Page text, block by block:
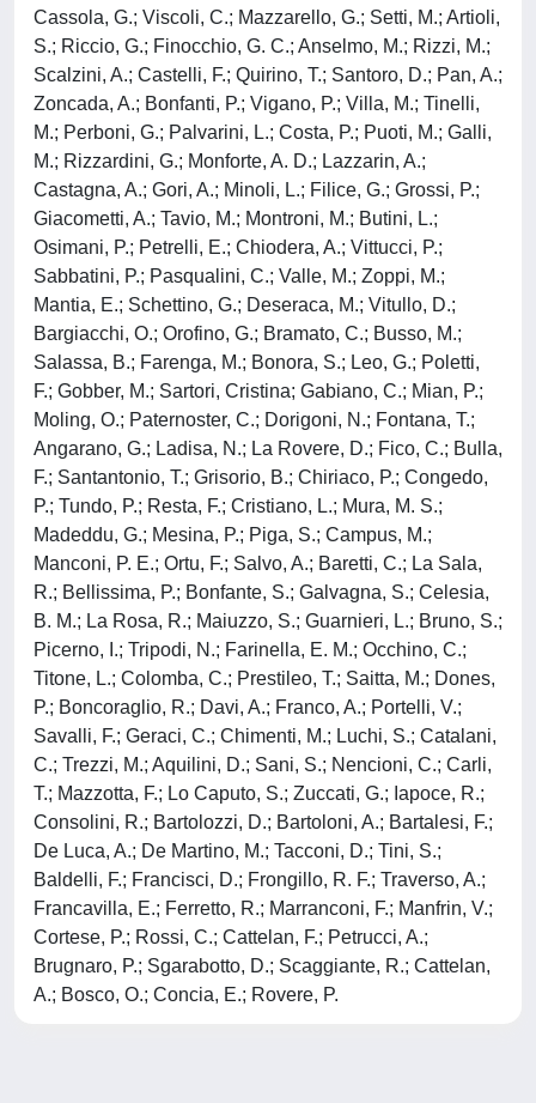
Cassola, G.; Viscoli, C.; Mazzarello, G.; Setti, M.; Artioli,
S.; Riccio, G.; Finocchio, G. C.; Anselmo, M.; Rizzi, M.;
Scalzini, A.; Castelli, F.; Quirino, T.; Santoro, D.; Pan, A.;
Zoncada, A.; Bonfanti, P.; Vigano, P.; Villa, M.; Tinelli,
M.; Perboni, G.; Palvarini, L.; Costa, P.; Puoti, M.; Galli,
M.; Rizzardini, G.; Monforte, A. D.; Lazzarin, A.;
Castagna, A.; Gori, A.; Minoli, L.; Filice, G.; Grossi, P.;
Giacometti, A.; Tavio, M.; Montroni, M.; Butini, L.;
Osimani, P.; Petrelli, E.; Chiodera, A.; Vittucci, P.;
Sabbatini, P.; Pasqualini, C.; Valle, M.; Zoppi, M.;
Mantia, E.; Schettino, G.; Deseraca, M.; Vitullo, D.;
Bargiacchi, O.; Orofino, G.; Bramato, C.; Busso, M.;
Salassa, B.; Farenga, M.; Bonora, S.; Leo, G.; Poletti,
F.; Gobber, M.; Sartori, Cristina; Gabiano, C.; Mian, P.;
Moling, O.; Paternoster, C.; Dorigoni, N.; Fontana, T.;
Angarano, G.; Ladisa, N.; La Rovere, D.; Fico, C.; Bulla,
F.; Santantonio, T.; Grisorio, B.; Chiriaco, P.; Congedo,
P.; Tundo, P.; Resta, F.; Cristiano, L.; Mura, M. S.;
Madeddu, G.; Mesina, P.; Piga, S.; Campus, M.;
Manconi, P. E.; Ortu, F.; Salvo, A.; Baretti, C.; La Sala,
R.; Bellissima, P.; Bonfante, S.; Galvagna, S.; Celesia,
B. M.; La Rosa, R.; Maiuzzo, S.; Guarnieri, L.; Bruno, S.;
Picerno, I.; Tripodi, N.; Farinella, E. M.; Occhino, C.;
Titone, L.; Colomba, C.; Prestileo, T.; Saitta, M.; Dones,
P.; Boncoraglio, R.; Davi, A.; Franco, A.; Portelli, V.;
Savalli, F.; Geraci, C.; Chimenti, M.; Luchi, S.; Catalani,
C.; Trezzi, M.; Aquilini, D.; Sani, S.; Nencioni, C.; Carli,
T.; Mazzotta, F.; Lo Caputo, S.; Zuccati, G.; Iapoce, R.;
Consolini, R.; Bartolozzi, D.; Bartoloni, A.; Bartalesi, F.;
De Luca, A.; De Martino, M.; Tacconi, D.; Tini, S.;
Baldelli, F.; Francisci, D.; Frongillo, R. F.; Traverso, A.;
Francavilla, E.; Ferretto, R.; Marranconi, F.; Manfrin, V.;
Cortese, P.; Rossi, C.; Cattelan, F.; Petrucci, A.;
Brugnaro, P.; Sgarabotto, D.; Scaggiante, R.; Cattelan,
A.; Bosco, O.; Concia, E.; Rovere, P.